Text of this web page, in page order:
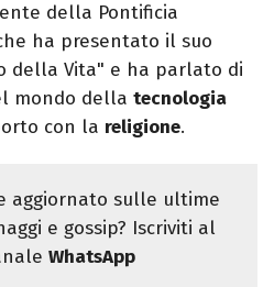
della Pontificia
ha presentato il suo
della Vita" e ha parlato di
mondo della tecnologia
con la religione.
aggiornato sulle ultime
e gossip? Iscriviti al
WhatsApp